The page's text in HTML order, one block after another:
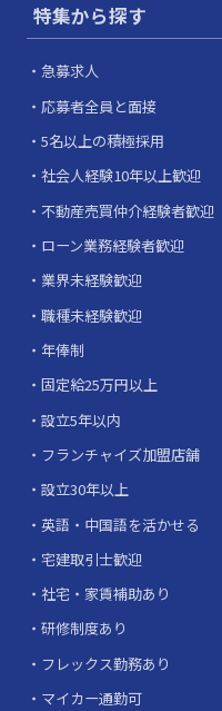
特集から探す
急募求人
応募者全員と面接
5名以上の積極採用
社会人経験10年以上歓迎
不動産売買仲介経験者歓迎
ローン業務経験者歓迎
業界未経験歓迎
職種未経験歓迎
年俸制
固定給25万円以上
設立5年以内
フランチャイズ加盟店舗
設立30年以上
英語・中国語を活かせる
宅建取引士歓迎
社宅・家賃補助あり
研修制度あり
フレックス勤務あり
マイカー通勤可